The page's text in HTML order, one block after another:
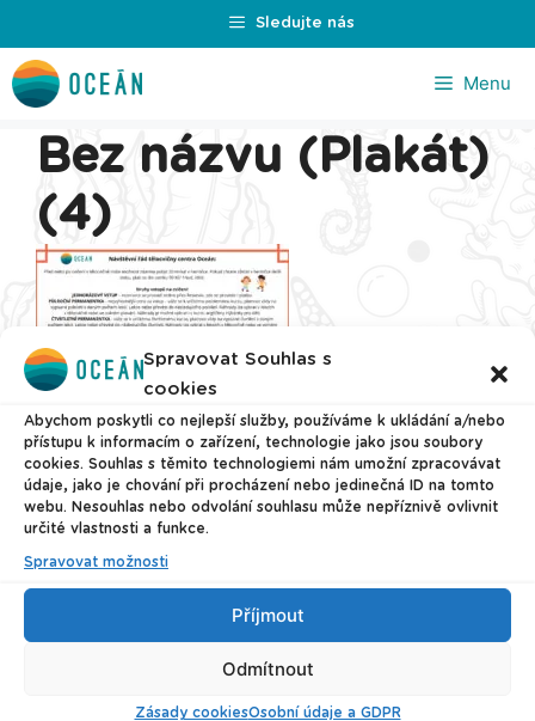
Spravovat Souhlas s
cookies
Abychom poskytli co nejlepší služby, používáme k ukládání a/nebo
přístupu k informacím o zařízení, technologie jako jsou soubory
cookies. Souhlas s těmito technologiemi nám umožní zpracovávat
údaje, jako je chování při procházení nebo jedinečná ID na tomto
webu. Nesouhlas nebo odvolání souhlasu může nepříznivě ovlivnit
určité vlastnosti a funkce.
Spravovat možnosti
Příjmout
Odmítnout
Zásady cookiesOsobní údaje a GDPR
na
obsah
Sledujte nás
Menu
Bez názvu (Plakát)
(4)
Nastavení cookies